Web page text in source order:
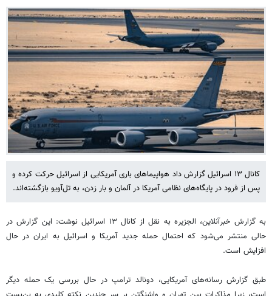
کانال ۱۳ اسرائیل گزارش داد هواپیماهای باری آمریکایی از اسرائیل حرکت کرده‌ و
پس از فرود در پایگاه‌های نظامی آمریکا در آلمان و بار زدن، به تل‌آویو بازگشته‌اند.
به گزارش خبرآنلاین، الجزیره به نقل از کانال ۱۳ اسرائیل نوشت: این گزارش در
حالی منتشر می‌شود که احتمال حمله جدید آمریکا و اسرائیل به ایران در حال
افزایش است.
طبق گزارش رسانه‌های آمریکایی، دونالد ترامپ در حال بررسی یک حمله دیگر